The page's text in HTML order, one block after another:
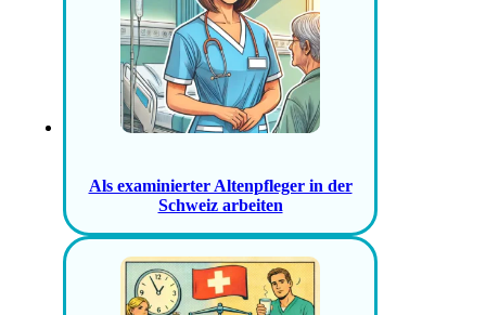
Als examinierter Altenpfleger in der
Schweiz arbeiten